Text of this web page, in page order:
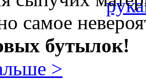
самое
бутылок!
>